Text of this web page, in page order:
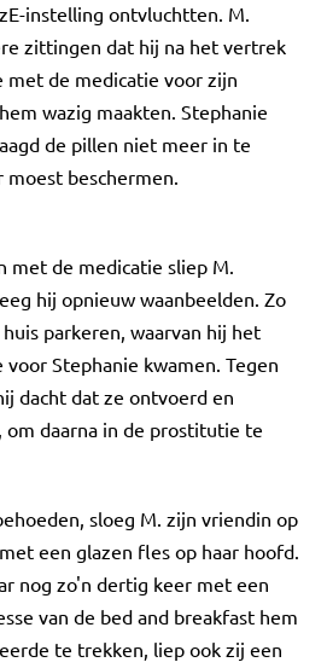
instelling ontvluchtten. M.
zittingen dat hij na het vertrek
de medicatie voor zijn
wazig maakten. Stephanie
de pillen niet meer in te
moest beschermen.
met de medicatie sliep M.
hij opnieuw waanbeelden. Zo
parkeren, waarvan hij het
Stephanie kwamen. Tegen
dacht dat ze ontvoerd en
daarna in de prostitutie te
sloeg M. zijn vriendin op
een glazen fles op haar hoofd.
nog zo'n dertig keer met een
van de bed and breakfast hem
te trekken, liep ook zij een